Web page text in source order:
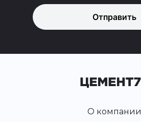
Отправить
О компании